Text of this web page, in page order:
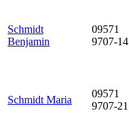
Schmidt
Benjamin
09571
9707-14
Schmidt Maria
09571
9707-21